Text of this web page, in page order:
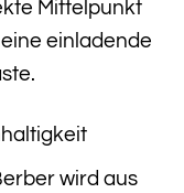
Mittelpunkt
einladende
wird aus